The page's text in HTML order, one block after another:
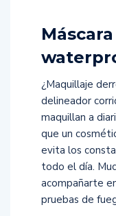
¿Maquillaje
delineador
maquillan a
que un
evita los
todo el día.
acompañarte
pruebas de